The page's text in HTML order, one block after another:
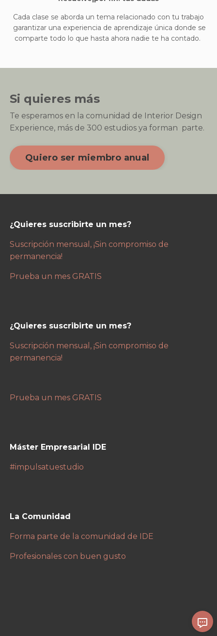
Cada clase se aborda un tema relacionado con tu trabajo
garantizar una experiencia de aprendizaje única donde se
comparte todo lo que hasta ahora nadie te ha contado.
Si quieres más
Te esperamos en la comunidad de Interior Design
Experience, más de 300 estudios ya forman parte.
Quiero ser miembro anual
¿Quieres suscribirte un mes?
Suscripción mensual, ¡Sin compromiso de
permanencia!
Prueba un mes GRATIS
¿Quieres suscribirte un mes?
Suscripción mensual, ¡Sin compromiso de
permanencia!
Prueba un mes GRATIS
Máster Empresarial IDE
#impulsatuestudio
La Comunidad
Forma parte de la comunidad de IDE
Profesionales con buen gusto